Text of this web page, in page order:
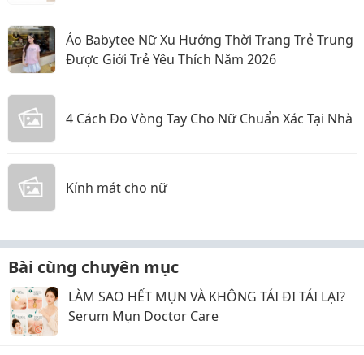
Áo Babytee Nữ Xu Hướng Thời Trang Trẻ Trung
Được Giới Trẻ Yêu Thích Năm 2026
4 Cách Đo Vòng Tay Cho Nữ Chuẩn Xác Tại Nhà
Kính mát cho nữ
Bài cùng chuyên mục
LÀM SAO HẾT MỤN VÀ KHÔNG TÁI ĐI TÁI LẠI?
Serum Mụn Doctor Care